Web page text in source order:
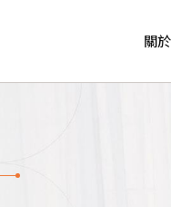
關